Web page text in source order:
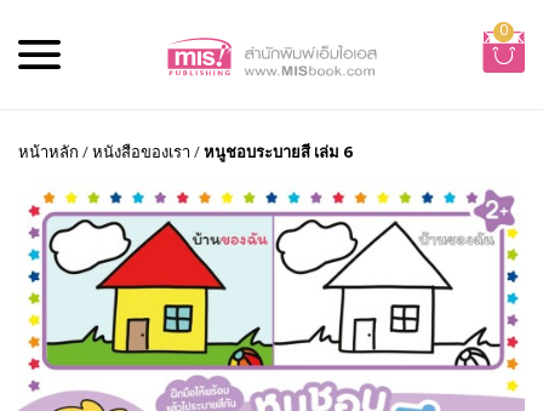
0
หน้าหลัก /หนังสือของเรา /หนูชอบระบายสี เล่ม 6